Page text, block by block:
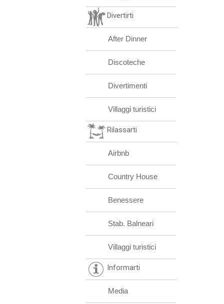
Divertirti
After Dinner
Discoteche
Divertimenti
Villaggi turistici
Rilassarti
Airbnb
Country House
Benessere
Stab. Balneari
Villaggi turistici
Informarti
Media